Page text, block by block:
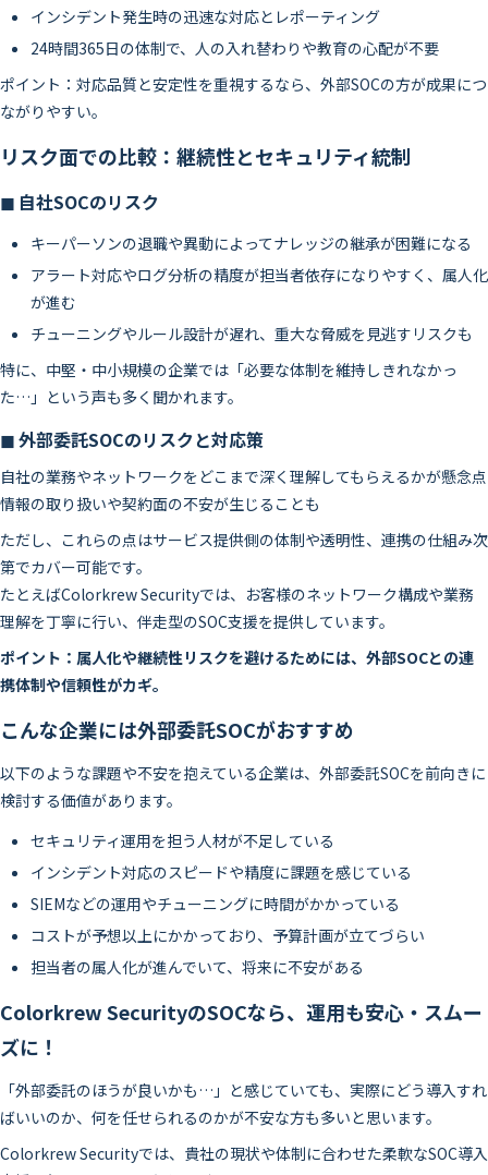
インシデント発生時の迅速な対応とレポーティング
24時間365日の体制で、人の入れ替わりや教育の心配が不要
ポイント：対応品質と安定性を重視するなら、外部SOCの方が成果につ
ながりやすい。
リスク面での比較：継続性とセキュリティ統制
◼ 自社SOCのリスク
キーパーソンの退職や異動によってナレッジの継承が困難になる
アラート対応やログ分析の精度が担当者依存になりやすく、属人化
が進む
チューニングやルール設計が遅れ、重大な脅威を見逃すリスクも
特に、中堅・中小規模の企業では「必要な体制を維持しきれなかっ
た…」という声も多く聞かれます。
◼ 外部委託SOCのリスクと対応策
自社の業務やネットワークをどこまで深く理解してもらえるかが懸念点
情報の取り扱いや契約面の不安が生じることも
ただし、これらの点はサービス提供側の体制や透明性、連携の仕組み次
第でカバー可能です。
たとえばColorkrew Securityでは、お客様のネットワーク構成や業務
理解を丁寧に行い、伴走型のSOC支援を提供しています。
ポイント：属人化や継続性リスクを避けるためには、外部SOCとの連
携体制や信頼性がカギ。
こんな企業には外部委託SOCがおすすめ
以下のような課題や不安を抱えている企業は、外部委託SOCを前向きに
検討する価値があります。
セキュリティ運用を担う人材が不足している
インシデント対応のスピードや精度に課題を感じている
SIEMなどの運用やチューニングに時間がかかっている
コストが予想以上にかかっており、予算計画が立てづらい
担当者の属人化が進んでいて、将来に不安がある
Colorkrew SecurityのSOCなら、運用も安心・スムー
ズに！
「外部委託のほうが良いかも…」と感じていても、実際にどう導入すれ
ばいいのか、何を任せられるのかが不安な方も多いと思います。
Colorkrew Securityでは、貴社の現状や体制に合わせた柔軟なSOC導入